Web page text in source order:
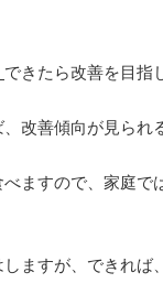
できたら改善を目指
改善傾向が見られ
ますので、家庭で
ますが、できれば、